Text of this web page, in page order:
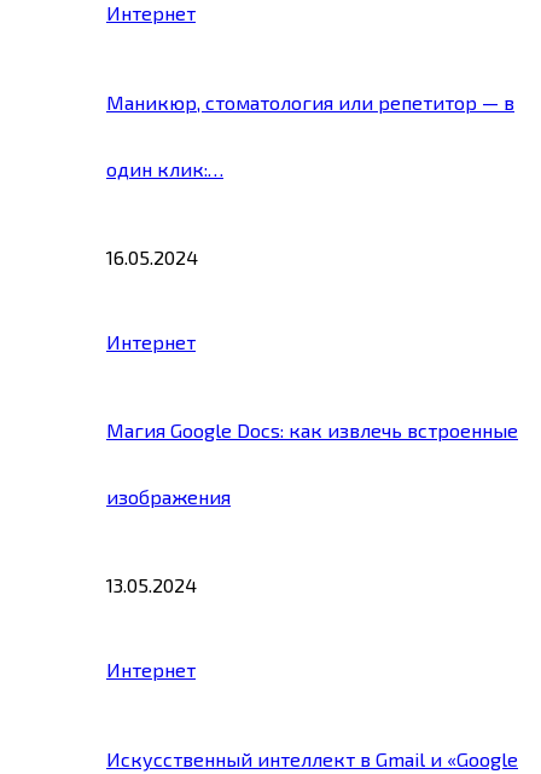
Интернет
Маникюр, стоматология или репетитор — в
один клик:…
16.05.2024
Интернет
Магия Google Docs: как извлечь встроенные
изображения
13.05.2024
Интернет
Искусственный интеллект в Gmail и «Google